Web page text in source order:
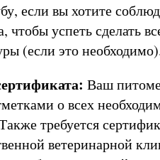
если вы хотите
чтобы успеть сделать
(если это
Ваш
о всех
требуется
ветеринарной